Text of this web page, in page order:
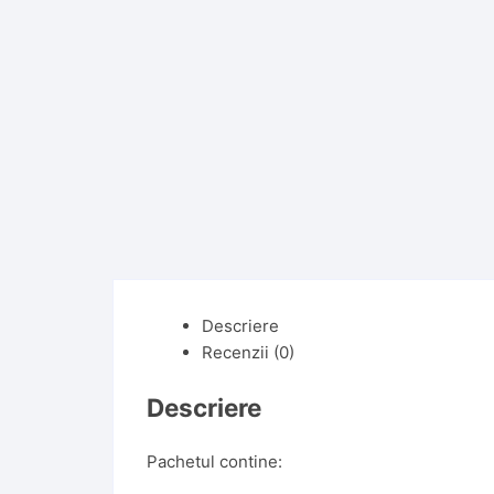
Descriere
Recenzii (0)
Descriere
Pachetul contine: